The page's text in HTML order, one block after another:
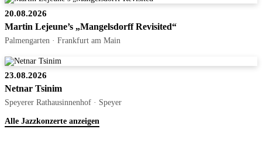
20.08.2026
Martin Lejeune’s „Mangelsdorff Revisited“
Palmengarten · Frankfurt am Main
23.08.2026
Netnar Tsinim
Speyerer Rathausinnenhof · Speyer
Alle Jazzkonzerte anzeigen